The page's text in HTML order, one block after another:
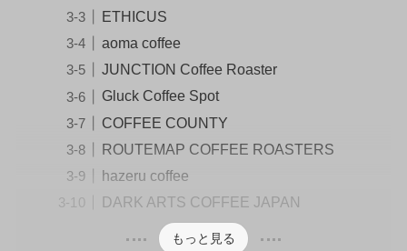
ETHICUS
aoma coffee
JUNCTION Coffee Roaster
Gluck Coffee Spot
COFFEE COUNTY
ROUTEMAP COFFEE ROASTERS
hazeru coffee
DARK ARTS COFFEE JAPAN
もっと見る